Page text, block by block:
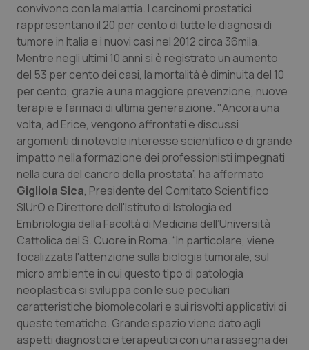
Molise
Piemonte
Provincia Autonoma di Bolzano
Provincia Autonoma di Trento
Puglia
Sardegna
Sicilia
Toscana
Umbria
Valle D’Aosta
Epatiti
HIV
Infezioni & Febbre
Ipertensione & Scompenso
Malattie rare
Malattia di Crohn & Rettocolite Ulcerosa
Neuroscienze & patologie neurodegenerative
Obesità
Oftalmologia
Oncodermatologia
convivono con la malattia. I carcinomi prostatici
rappresentano il 20 per cento di tutte le diagnosi di
tumore in Italia e i nuovi casi nel 2012 circa 36mila.
Mentre negli ultimi 10 anni si è registrato un aumento
del 53 per cento dei casi, la mortalità è diminuita del 10
per cento, grazie a una maggiore prevenzione, nuove
terapie e farmaci di ultima generazione. "Ancora una
volta, ad Erice, vengono affrontati e discussi
argomenti di notevole interesse scientifico e di grande
impatto nella formazione dei professionisti impegnati
nella cura del cancro della prostata”, ha affermato
Gigliola Sica, Presidente del Comitato Scientifico
SIUrO e Direttore dell'Istituto di Istologia ed
Embriologia della Facoltà di Medicina dell’Università
Cattolica del S. Cuore in Roma. “In particolare, viene
focalizzata l'attenzione sulla biologia tumorale, sul
micro ambiente in cui questo tipo di patologia
neoplastica si sviluppa con le sue peculiari
caratteristiche biomolecolari e sui risvolti applicativi di
queste tematiche. Grande spazio viene dato agli
aspetti diagnostici e terapeutici con una rassegna dei